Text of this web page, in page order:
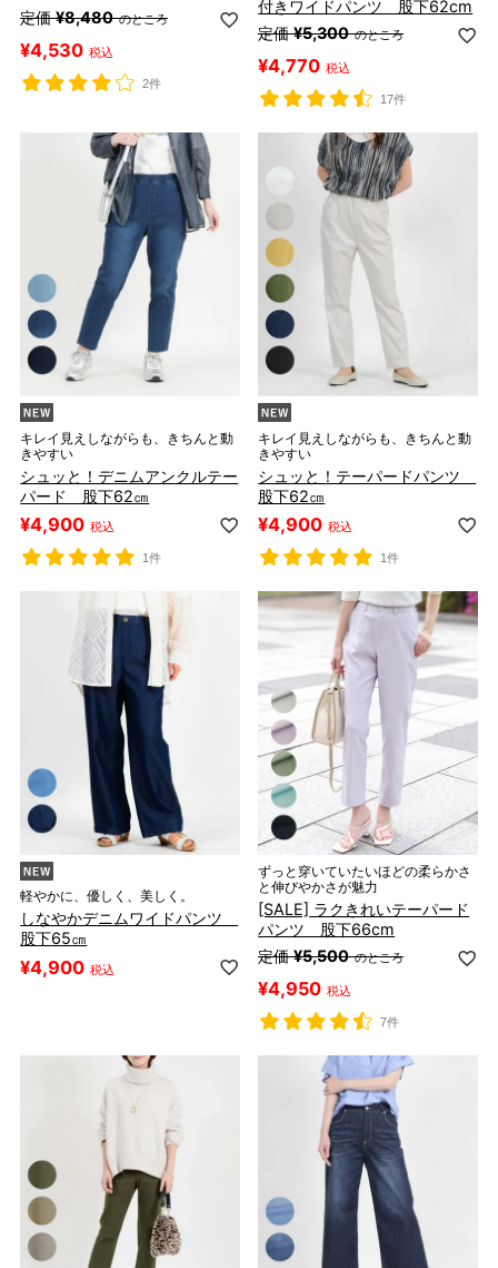
定価 ¥8,480 のところ
¥4,530 税込
2件
付きワイドパンツ 股下62cm
定価 ¥5,300 のところ
¥4,770 税込
17件
キレイ見えしながらも、きちんと動
きやすい
シュッと！デニムアンクルテー
パード 股下62㎝
¥4,900 税込
1件
キレイ見えしながらも、きちんと動
きやすい
シュッと！テーパードパンツ
股下62㎝
¥4,900 税込
1件
軽やかに、優しく、美しく。
しなやかデニムワイドパンツ
股下65㎝
¥4,900 税込
ずっと穿いていたいほどの柔らかさ
と伸びやかさが魅力
[SALE] ラクきれいテーパード
パンツ 股下66cm
定価 ¥5,500 のところ
¥4,950 税込
7件